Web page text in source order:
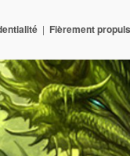
Fièrement